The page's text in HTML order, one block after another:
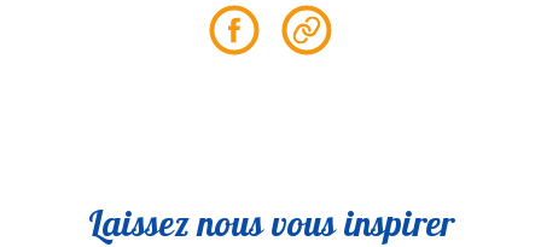
Partager
sur
Partager
le
Laissez nous vous inspirer